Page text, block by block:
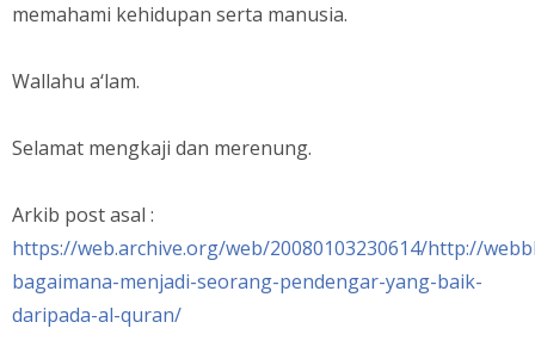
memahami kehidupan serta manusia.
Wallahu a‘lam.
Selamat mengkaji dan merenung.
Arkib post asal :
https://web.archive.org/web/20080103230614/http://
bagaimana-menjadi-seorang-pendengar-yang-baik-
daripada-al-quran/